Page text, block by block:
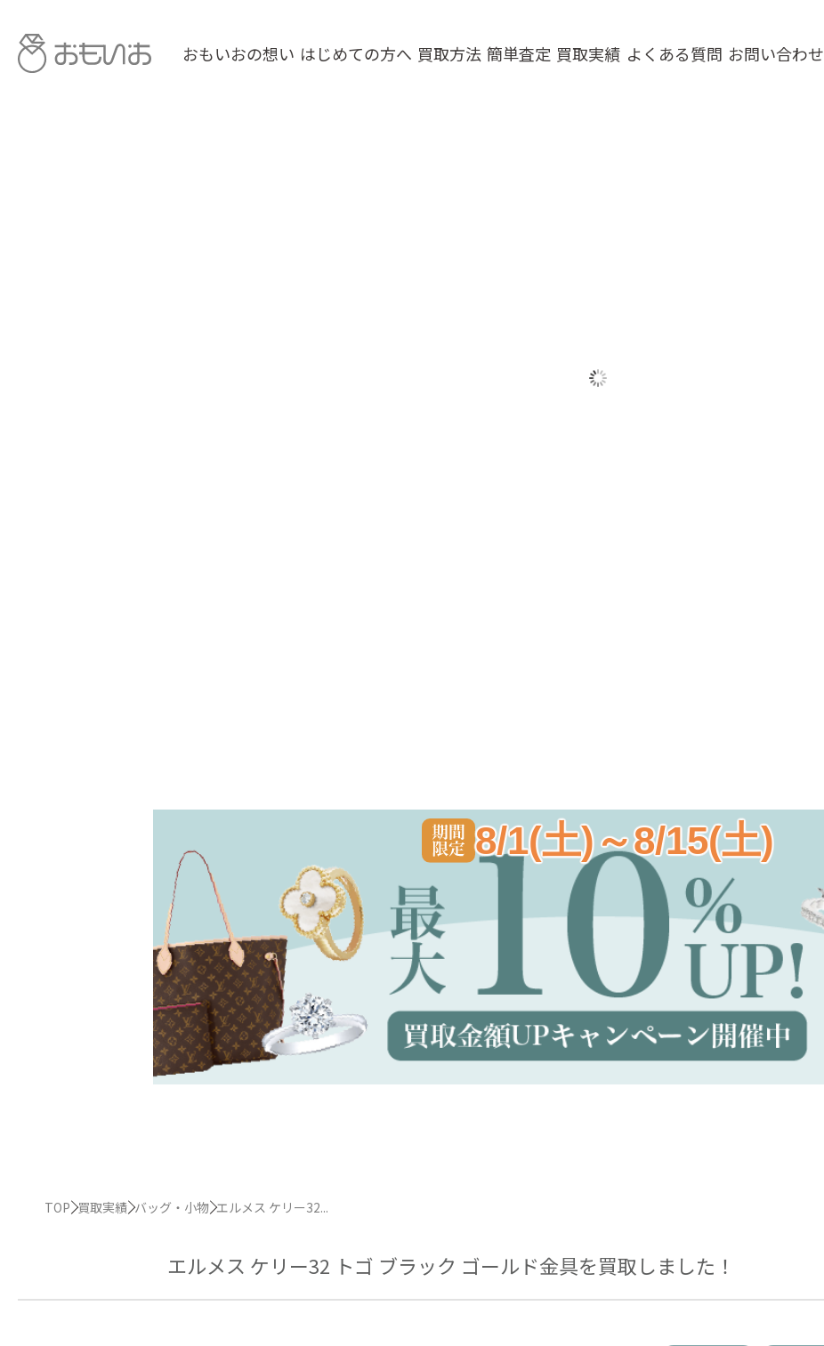
おもいおの想い はじめての方へ 買取方法 簡単査定 買取実績 よくある質問 お問い合わせ
8/1(土)～8/15(土)
TOP 買取実績 バッグ・小物 エルメス ケリー32...
エルメス ケリー32 トゴ ブラック ゴールド金具を買取しました！